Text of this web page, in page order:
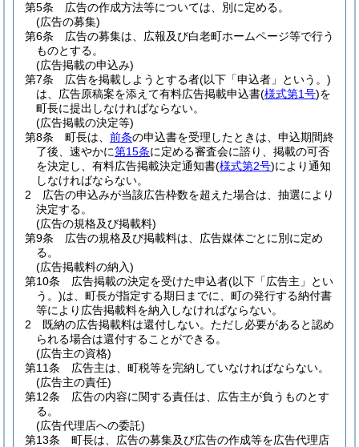
第5条
広告の作成方法等については、別に定める。
(広告の募集)
第6条
広告の募集は、広報及び白老町ホームページ等で行う
ものとする。
(広告掲載の申込み)
第7条
広告を掲載しようとする者(以下「申込者」という。)
は、広告原稿案を添えて有料広告掲載申込書(様式第1号)を
町長に提出しなければならない。
(広告掲載の決定等)
第8条
町長は、 前条の申込書を受理したときは、申込期間終
了後、速やかに第15条に定める審査会に諮り、掲載の可否
を決定し、有料広告掲載決定通知書(様式第2号)により通知
しなければならない。
2
広告の申込みが当該広告枠数を超えた場合は、抽選により
決定する。
(広告の規格及び掲載料)
第9条
広告の規格及び掲載料は、広告媒体ごとに別に定め
る。
(広告掲載料の納入)
第10条
広告掲載の決定を受けた申込者(以下「広告主」とい
う。)は、町長が指定する期日までに、町の発行する納付書
等により広告掲載料を納入しなければならない。
2
既納の広告掲載料は還付しない。 ただし必要があると認め
られる場合は還付することができる。
(広告主の資格)
第11条
広告主は、町税等を完納していなければならない。
(広告主の責任)
第12条
広告の内容に関する責任は、広告主が負うものとす
る。
(広告代理店への委託)
第13条
町長は、広告の募集及び広告の作成等を広告代理店